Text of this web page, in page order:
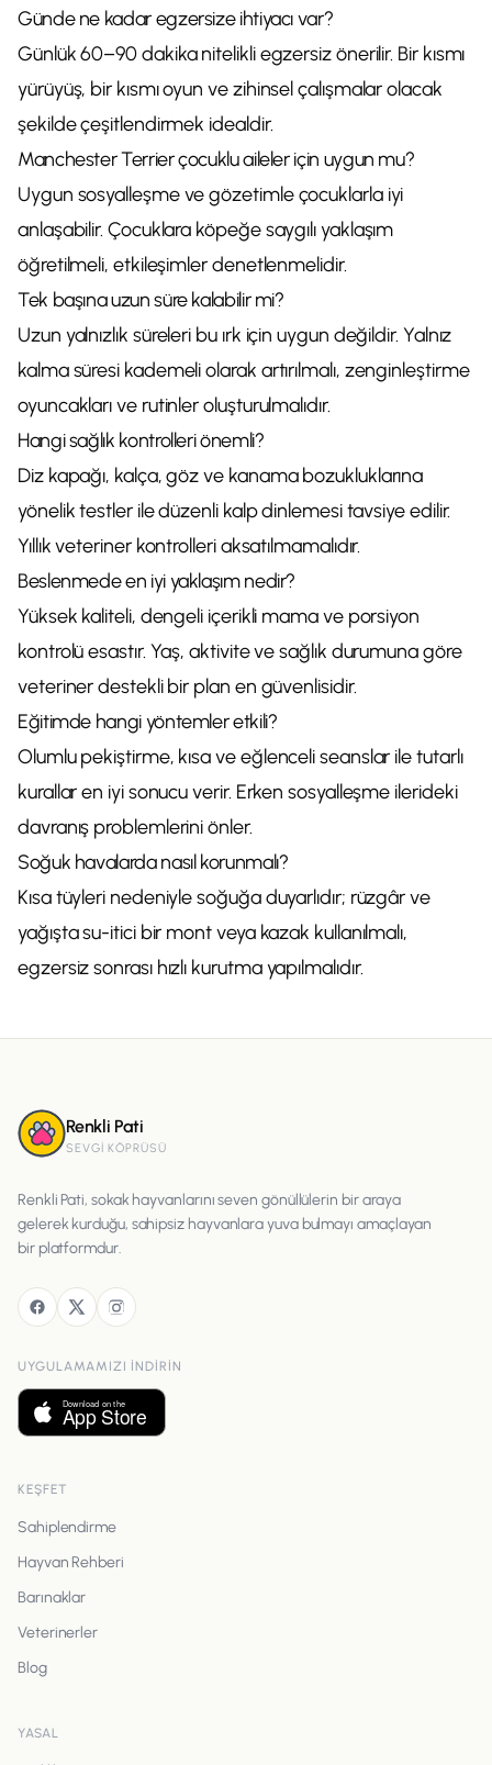
Günde ne kadar egzersize ihtiyacı var?
Günlük 60–90 dakika nitelikli egzersiz önerilir. Bir kısmı
yürüyüş, bir kısmı oyun ve zihinsel çalışmalar olacak
şekilde çeşitlendirmek idealdir.
Manchester Terrier çocuklu aileler için uygun mu?
Uygun sosyalleşme ve gözetimle çocuklarla iyi
anlaşabilir. Çocuklara köpeğe saygılı yaklaşım
öğretilmeli, etkileşimler denetlenmelidir.
Tek başına uzun süre kalabilir mi?
Uzun yalnızlık süreleri bu ırk için uygun değildir. Yalnız
kalma süresi kademeli olarak artırılmalı, zenginleştirme
oyuncakları ve rutinler oluşturulmalıdır.
Hangi sağlık kontrolleri önemli?
Diz kapağı, kalça, göz ve kanama bozukluklarına
yönelik testler ile düzenli kalp dinlemesi tavsiye edilir.
Yıllık veteriner kontrolleri aksatılmamalıdır.
Beslenmede en iyi yaklaşım nedir?
Yüksek kaliteli, dengeli içerikli mama ve porsiyon
kontrolü esastır. Yaş, aktivite ve sağlık durumuna göre
veteriner destekli bir plan en güvenlisidir.
Eğitimde hangi yöntemler etkili?
Olumlu pekiştirme, kısa ve eğlenceli seanslar ile tutarlı
kurallar en iyi sonucu verir. Erken sosyalleşme ilerideki
davranış problemlerini önler.
Soğuk havalarda nasıl korunmalı?
Kısa tüyleri nedeniyle soğuğa duyarlıdır; rüzgâr ve
yağışta su-itici bir mont veya kazak kullanılmalı,
egzersiz sonrası hızlı kurutma yapılmalıdır.
Renkli Pati
SEVGI KÖPRÜSÜ
Renkli Pati, sokak hayvanlarını seven gönüllülerin bir araya
gelerek kurduğu, sahipsiz hayvanlara yuva bulmayı amaçlayan
bir platformdur.
UYGULAMAMIZI INDIRIN
KEŞFET
Sahiplendirme
Hayvan Rehberi
Barınaklar
Veterinerler
Blog
YASAL